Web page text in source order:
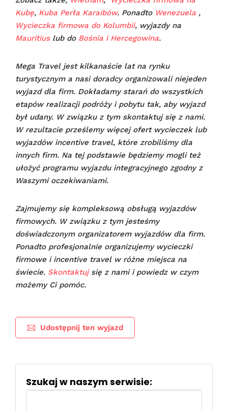
Kubę, Kuba Perła Karaibów. Ponadto Wenezuela ,
Wycieczka firmowa do Kolumbii, wyjazdy na
Mauritiuslub do Bośnia i Hercegowina.
Mega Travel jest kilkanaście lat na rynku
turystycznym a nasi doradcy organizowali niejeden
wyjazd dla firm. Dokładamy starań do wszystkich
etapów realizacji podróży i pobytu tak, aby wyjazd
był udany. W związku z tym skontaktuj się z nami.
W rezultacie prześlemy więcej ofert wycieczek lub
wyjazdów incentive travel, które zrobiliśmy dla
innych firm. Na tej podstawie będziemy mogli też
ułożyć programu wyjazdu integracyjnego zgodny z
Waszymi oczekiwaniami.
Zajmujemy się kompleksową obsługą wyjazdów
firmowych. W związku z tym jesteśmy
doświadczonym organizatorem wyjazdów dla firm.
Ponadto profesjonalnie organizujemy wycieczki
firmowe i incentive travel w różne miejsca na
świecie. Skontaktujsię z nami i powiedz w czym
możemy Ci pomóc.
Udostępnij ten wyjazd
Szukaj w naszym serwisie:
Szukaj: